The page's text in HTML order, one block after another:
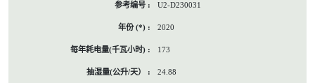
U2-D230031
2020
173
24.88